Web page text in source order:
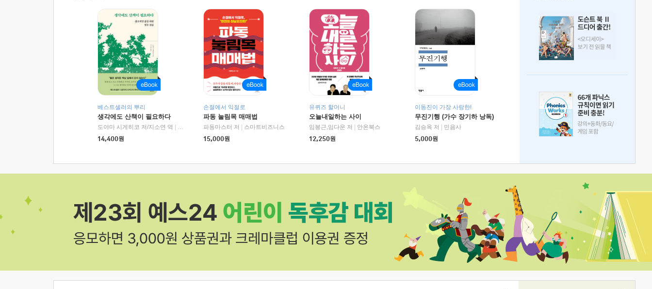
베스트셀러의 뿌리
생각에도 산책이 필요하다
도야마 시게히코 저/지소연 역
알에이치코리아(RHK)
14,400원
손절에서 익절로
파동 눌림목 매매법
파동마스터 저
스마트비즈니스
15,000원
유퀴즈 할머니
오늘내일하는 사이
임봉근,임다운 저
안온북스
12,250원
이동진이 가장 사랑한!
무진기행 (가수 장기하 낭독)
김승옥 저
민음사
5,000원